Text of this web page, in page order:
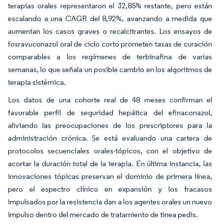
terapias orales representaron el 32,85% restante, pero están
escalando a una CAGR del 8,92%, avanzando a medida que
aumentan los casos graves o recalcitrantes. Los ensayos de
fosravuconazol oral de ciclo corto prometen tasas de curación
comparables a los regímenes de terbinafina de varias
semanas, lo que señala un posible cambio en los algoritmos de
terapia sistémica.
Los datos de una cohorte real de 48 meses confirman el
favorable perfil de seguridad hepática del efinaconazol,
aliviando las preocupaciones de los prescriptores para la
administración crónica. Se está evaluando una cartera de
protocolos secuenciales orales-tópicos, con el objetivo de
acortar la duración total de la terapia. En última instancia, las
innovaciones tópicas preservan el dominio de primera línea,
pero el espectro clínico en expansión y los fracasos
impulsados por la resistencia dan a los agentes orales un nuevo
impulso dentro del mercado de tratamiento de tinea pedis.